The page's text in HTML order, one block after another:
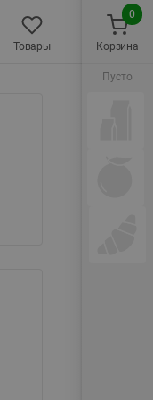
Товары Корзина
0
Пусто